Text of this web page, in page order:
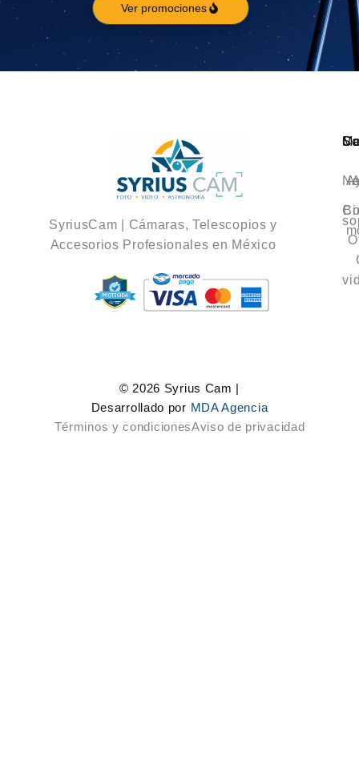
Ver promociones
SyriusCam | Cámaras, Telescopios y
Accesorios Profesionales en México
© 2026 Syrius Cam |
Desarrollado por MDA Agencia
Términos y condicionesAviso de privacidad